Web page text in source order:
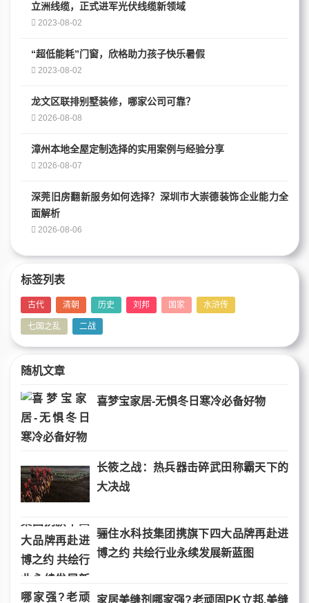
立洲线缆，正式进军光伏线缆新领域
2023-08-02
“超低能耗”门窗，欣格助力孩子快乐暑假
2023-08-02
龙文区联排别墅装修，哪家公司可靠？
2026-08-08
漳州本地全屋定制选择的实用案例与经验分享
2026-08-07
深莞旧房翻新服务如何选择？深圳市大崇德装饰企业能力全
面解析
2026-08-06
标签列表
古代 清朝 历史 刘邦 国家 水浒传
七国之乱 二战
随机文章
喜梦宝家居-无惧冬日寒冷必备好物
长筱之战：热兵器击碎武田称霸天下的
大决战
骊住水科技集团携旗下四大品牌再赴进
博之约 共绘行业永续发展新蓝图
家居美缝剂哪家强?老顽固PK立邦,美缝